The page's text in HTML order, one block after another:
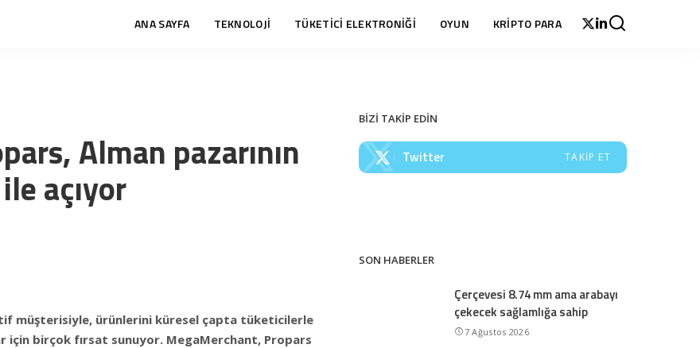
ANA SAYFA TEKNOLOJİ TÜKETİCİ ELEKTRONİĞİ OYUN KRİPTO PARA
Alman pazarının
açıyor
müşterisiyle, ürünlerini küresel çapta tüketicilerle
için birçok fırsat sunuyor. MegaMerchant, Propars
BİZİ TAKİP EDİN
Twitter TAKIP ET
SON HABERLER
Çerçevesi 8.74 mm ama arabayı
çekecek sağlamlığa sahip
7 Ağustos 2026